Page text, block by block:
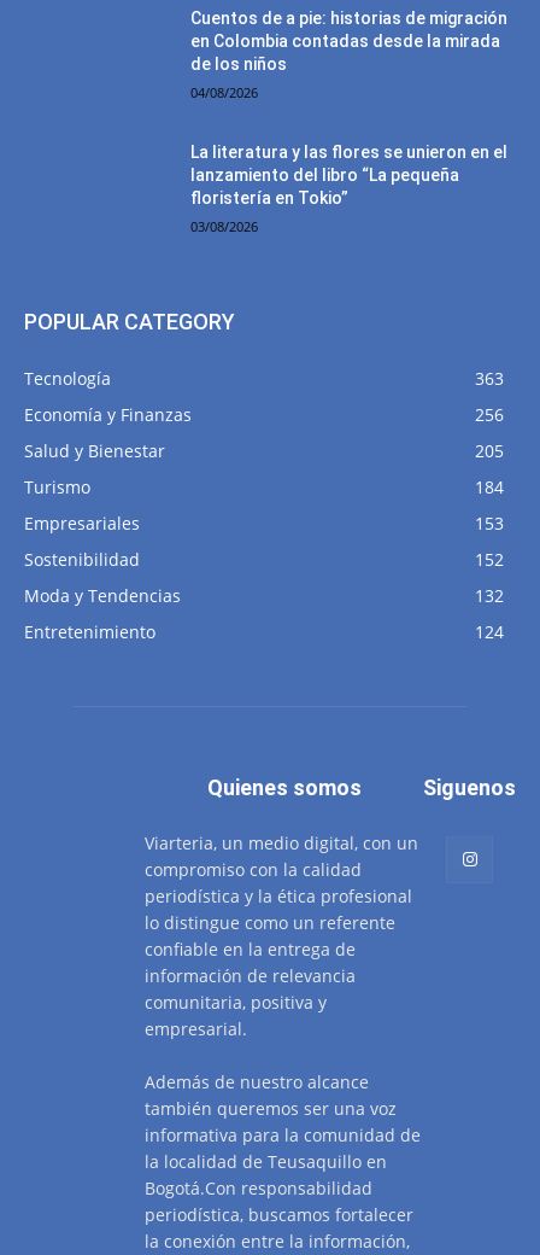
Cuentos de a pie: historias de migración
en Colombia contadas desde la mirada
de los niños
04/08/2026
La literatura y las flores se unieron en el
lanzamiento del libro “La pequeña
floristería en Tokio”
03/08/2026
POPULAR CATEGORY
Tecnología
363
Economía y Finanzas
256
Salud y Bienestar
205
Turismo
184
Empresariales
153
Sostenibilidad
152
Moda y Tendencias
132
Entretenimiento
124
Quienes somos
Viarteria, un medio digital, con un
compromiso con la calidad
periodística y la ética profesional
lo distingue como un referente
confiable en la entrega de
información de relevancia
comunitaria, positiva y
empresarial.
Además de nuestro alcance
también queremos ser una voz
informativa para la comunidad de
la localidad de Teusaquillo en
Bogotá.Con responsabilidad
periodística, buscamos fortalecer
la conexión entre la información,
Siguenos